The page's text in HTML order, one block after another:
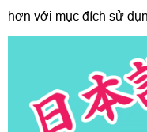
hơn với mục đích sử